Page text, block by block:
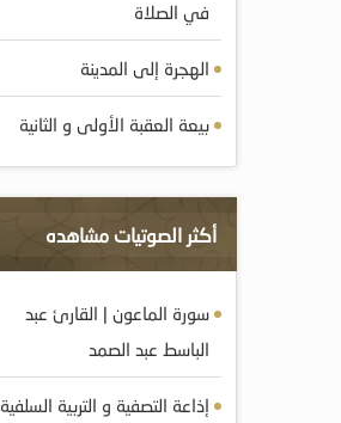
في الصلاة
الهجرة إلى المدينة
بيعة العقبة الأولى و الثانية
أكثر الصوتيات مشاهده
سورة الماعون | القارئ عبد
الباسط عبد الصمد
إذاعة التصفية و التربية السلفية